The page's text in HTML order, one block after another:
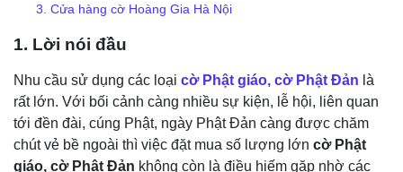
3. Cửa hàng cờ Hoàng Gia Hà Nội
1. Lời nói đầu
Nhu cầu sử dụng các loại cờ Phật giáo, cờ Phật Đản là
rất lớn. Với bối cảnh càng nhiều sự kiện, lễ hội, liên quan
tới đền đài, cúng Phật, ngày Phật Đản càng được chăm
chút vẻ bề ngoài thì việc đặt mua số lượng lớn cờ Phật
giáo, cờ Phật Đản không còn là điều hiếm gặp nhờ các